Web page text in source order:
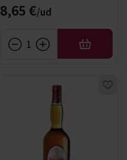
8,65 €
AÑADIR